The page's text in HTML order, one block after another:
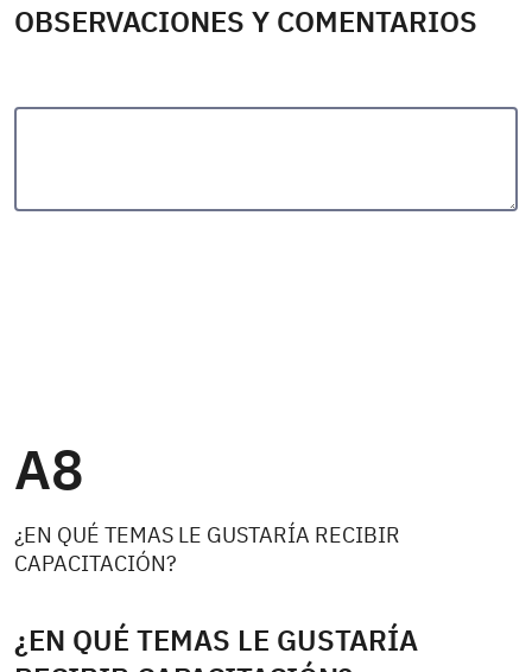
OBSERVACIONES Y COMENTARIOS
A8
¿EN QUÉ TEMAS LE GUSTARÍA RECIBIR
CAPACITACIÓN?
¿EN QUÉ TEMAS LE GUSTARÍA